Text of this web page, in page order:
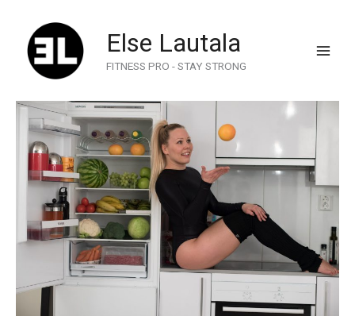
content
Else Lautala
FITNESS PRO - STAY STRONG